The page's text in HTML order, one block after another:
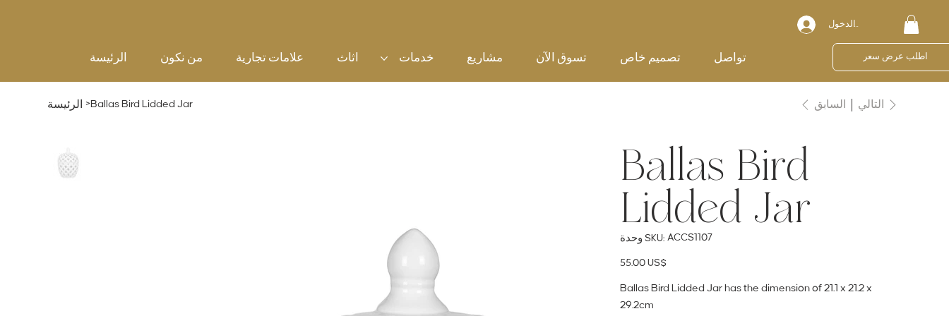
تسجيل الدخول
اطلب عرض سعر الرئيسة من نكون علامات تجارية اثاث خدمات مشاريع تسوق الآن تصميم خاص تواصل
الرئيسة >Ballas Bird Lidded Jar السابق التالي
Ballas Bird
Lidded Jar
وحدة SKU: SKU
ACCS1107
السعر ‏55.00 US$
Ballas Bird Lidded Jar has the dimension of 21.1 x 21.2 x
29.2cm